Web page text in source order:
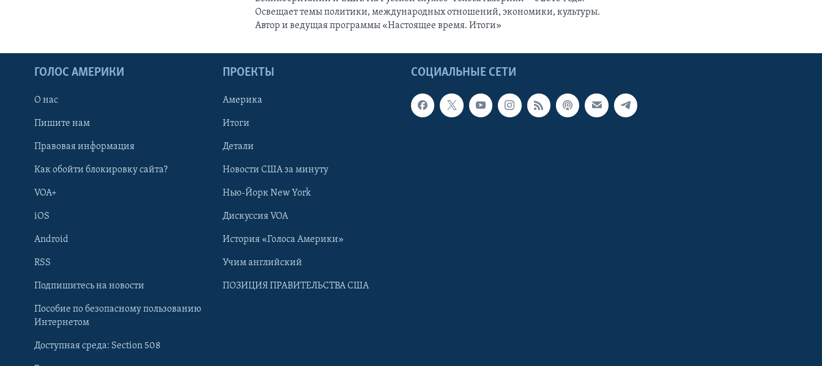
Learning English
Освещает темы политики, международных отношений, экономики, культуры.
Автор и ведущая программы «Настоящее время. Итоги»
СОЦИАЛЬНЫЕ СЕТИ
ГОЛОС АМЕРИКИ
О нас
Пишите нам
Правовая информация
Как обойти блокировку сайта?
VOA+
iOS
Android
RSS
Подпишитесь на новости
Пособие по безопасному пользованию
Интернетом
Доступная среда: Section 508
ПРОЕКТЫ
Америка
Итоги
Детали
Новости США за минуту
Нью-Йорк New York
Дискуссия VOA
История «Голоса Америки»
Учим английский
ПОЗИЦИЯ ПРАВИТЕЛЬСТВА США